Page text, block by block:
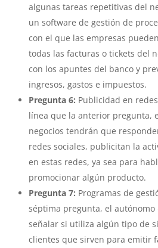
algunas tareas repetitivas del
un software de gestión de
con el que las empresas
todas las facturas o tickets del
con los apuntes del banco y
ingresos, gastos e impuestos.
Pregunta 6: Publicidad en
línea que la anterior pregunta,
negocios tendrán que
redes sociales, publicitan la
en estas redes, ya sea para
promocionar algún producto.
Pregunta 7: Programas de
séptima pregunta, el autónomo
señalar si utiliza algún tipo de
clientes que sirven para emitir